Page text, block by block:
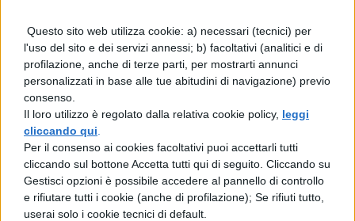
Questo sito web utilizza cookie: a) necessari (tecnici) per
l'uso del sito e dei servizi annessi; b) facoltativi (analitici e di
profilazione, anche di terze parti, per mostrarti annunci
personalizzati in base alle tue abitudini di navigazione) previo
consenso.
Il loro utilizzo è regolato dalla relativa cookie policy, leggi
cliccando qui
Per il consenso ai cookies facoltativi puoi accettarli tutti
cliccando sul bottone Accetta tutti qui di seguito. Cliccando su
Gestisci opzioni è possibile accedere al pannello di controllo
e rifiutare tutti i cookie (anche di profilazione); Se rifiuti tutto,
userai solo i cookie tecnici di default.